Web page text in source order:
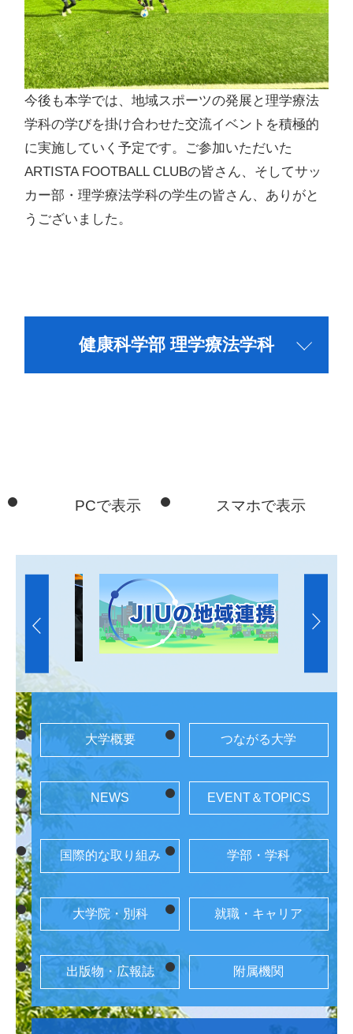
今後も本学では、地域スポーツの発展と理学療法
学科の学びを掛け合わせた交流イベントを積極的
に実施していく予定です。ご参加いただいた
ARTISTA FOOTBALL CLUBの皆さん、そしてサッ
カー部・理学療法学科の学生の皆さん、ありがと
うございました。
健康科学部 理学療法学科
PCで表示 スマホで表示
大学概要 つながる大学
NEWS EVENT＆TOPICS
国際的な取り組み 学部・学科
大学院・別科 就職・キャリア
出版物・広報誌 附属機関